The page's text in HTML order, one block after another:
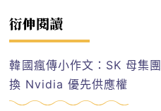
衍伸閱讀
韓國瘋傳小作文：SK 母集
換 Nvidia 優先供應權